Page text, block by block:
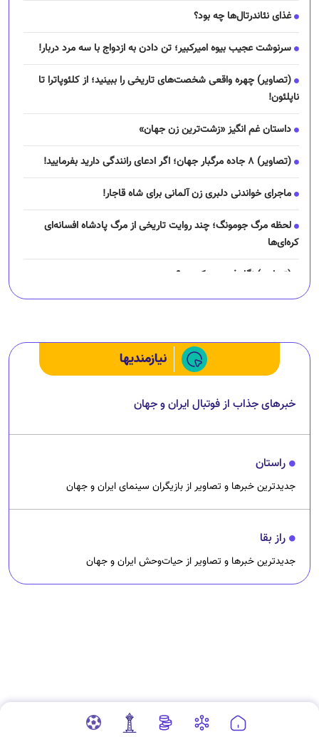
غذای نئاندرتال‌ها چه بود؟
سرنوشت عجیب بیوه امیرکبیر؛ تن دادن به ازدواج با سه مرد دربار!
(تصاویر) چهره واقعی شخصت‌های تاریخی را ببینید؛ از کلئوپاترا تا
ناپلئون!
داستان غم انگیز «زشت‌ترین زن جهان»
(تصاویر) ۸ جاده مرگبار جهان؛ اگر ادعای رانندگی دارید بفرمایید!
ماجرای خواندنی دلبری زن آلمانی برای شاه قاجار!
لحظه مرگ جومونگ؛ چند روایت تاریخی از مرگ پادشاه افسانه‌ای
کره‌ای‌ها
(تصاویر) نگار فرهمند کیست؟
نیازمندیها
خبرهای جذاب از فوتبال ایران و جهان
راستان
جدیدترین خبرها و تصاویر از بازیگران سینمای ایران و جهان
راز بقا
جدیدترین خبرها و تصاویر از حیات‌وحش ایران و جهان